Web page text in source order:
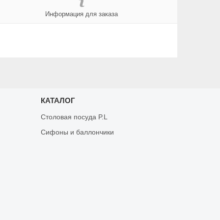
Информация для заказа
КАТАЛОГ
Столовая посуда P.L
Сифоны и баллончики